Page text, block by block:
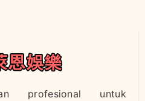
profesional untuk